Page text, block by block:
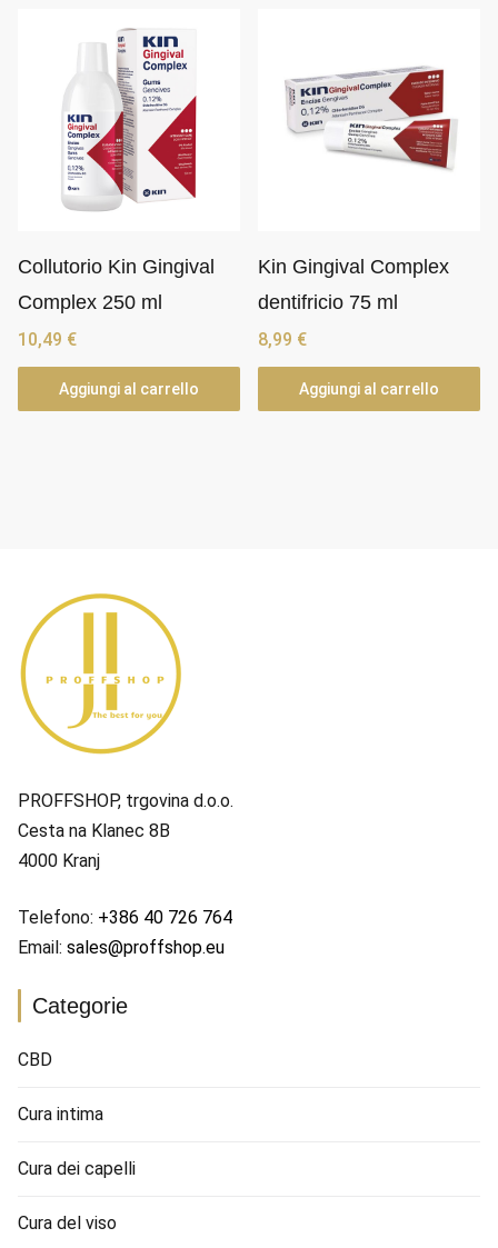
Collutorio Kin Gingival
Complex 250 ml
10,49 €
Aggiungi al carrello
Kin Gingival Complex
dentifricio 75 ml
8,99 €
Aggiungi al carrello
PROFFSHOP, trgovina d.o.o.
Cesta na Klanec 8B
4000 Kranj
Telefono: +386 40 726 764
Email: sales@proffshop.eu
Categorie
CBD
Cura intima
Cura dei capelli
Cura del viso